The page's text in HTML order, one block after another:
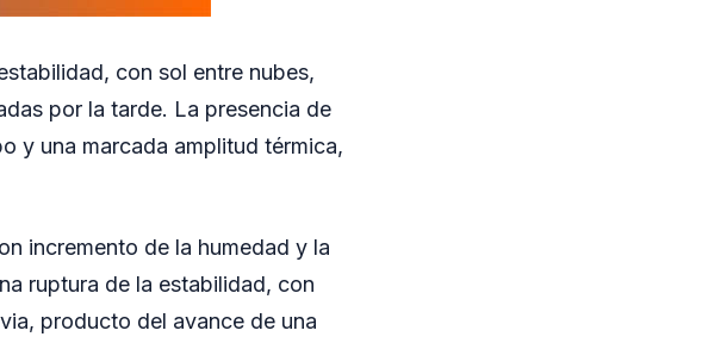
con sol entre nubes,
por la tarde. La presencia de
y una marcada amplitud térmica,
incremento de la humedad y la
ruptura de la estabilidad, con
producto del avance de una